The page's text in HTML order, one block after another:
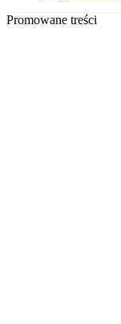
Promowane treści